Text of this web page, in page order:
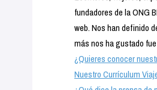
fundadores de la ONG
web. Nos han definido
más nos ha gustado
¿Quieres conocer
Nuestro Currículum